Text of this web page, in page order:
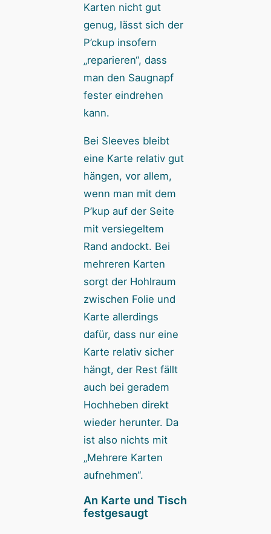
Karten nicht gut
genug, lässt sich der
P’ckup insofern
„reparieren“, dass
man den Saugnapf
fester eindrehen
kann.
Bei Sleeves bleibt
eine Karte relativ gut
hängen, vor allem,
wenn man mit dem
P’kup auf der Seite
mit versiegeltem
Rand andockt. Bei
mehreren Karten
sorgt der Hohlraum
zwischen Folie und
Karte allerdings
dafür, dass nur eine
Karte relativ sicher
hängt, der Rest fällt
auch bei geradem
Hochheben direkt
wieder herunter. Da
ist also nichts mit
„Mehrere Karten
aufnehmen“.
An Karte und Tisch
festgesaugt